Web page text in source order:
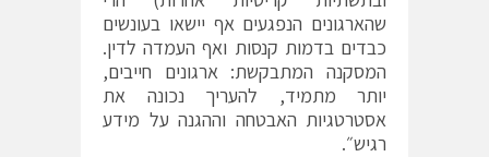
שהארגונים הנפגעים אף יישאו בעונשים
כבדים בדמות קנסות ואף העמדה לדין.
המסקנה המתבקשת: ארגונים חייבים,
יותר מתמיד, להעריך נכונה את
אסטרטגיות האבטחה וההגנה על מידע
רגיש״.